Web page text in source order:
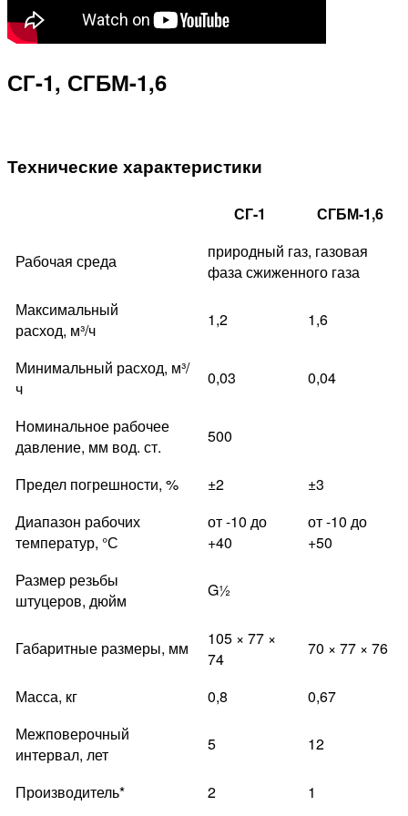
СГ-1, СГБМ-1,6
Технические характеристики
СГ-1 СГБМ-1,6
Рабочая среда
природный газ, газовая
фаза сжиженного газа
Максимальный
расход, м³/ч
1,2 1,6
Минимальный расход, м³/
ч
0,03 0,04
Номинальное рабочее
давление, мм вод. ст.
500
Предел погрешности, % ±2
±3
Диапазон рабочих
температур, °С
от -10 до
+40
от -10 до
+50
Размер резьбы
штуцеров, дюйм
G½
Габаритные размеры, мм
105 × 77 ×
74
70 × 77 × 76
Масса, кг 0,8
0,67
Межповерочный
интервал, лет
5 12
Производитель* 2 1